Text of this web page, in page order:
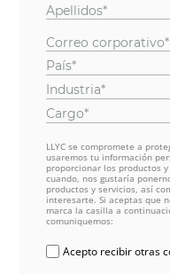
País*
Industria*
Cargo*
LLYC se compromete a
usaremos tu información
proporcionar los productos
cuando, nos gustaría
productos y servicios, así
interesarte. Si aceptas que
marca la casilla a
comuniquemos:
Acepto recibir otras